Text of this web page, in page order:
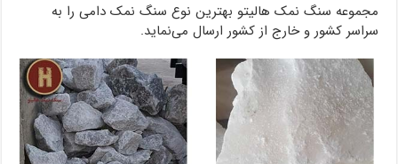
مجموعه سنگ نمک هالیتو بهترین نوع سنگ نمک دامی را به
سراسر کشور و خارج از کشور ارسال می‌نماید.